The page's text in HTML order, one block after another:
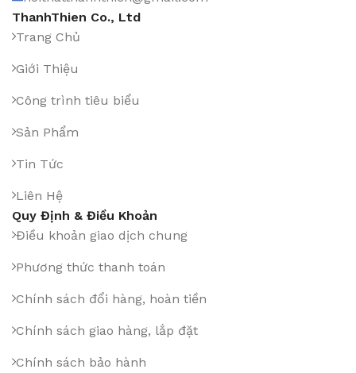
ThanhThien Co., Ltd
Trang Chủ
Giới Thiệu
Công trình tiêu biểu
Sản Phẩm
Tin Tức
Liên Hệ
Quy Định & Điều Khoản
Điều khoản giao dịch chung
Phương thức thanh toán
Chính sách đổi hàng, hoàn tiền
Chính sách giao hàng, lắp đặt
Chính sách bảo hành